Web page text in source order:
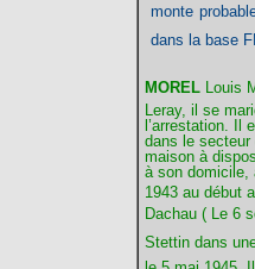
monte
dans la base
MOREL Louis
Leray, il se
l’arrestation. Il
dans le
maison à
à son domicile,
1943 au début
Dachau ( Le 6
Stettin dans